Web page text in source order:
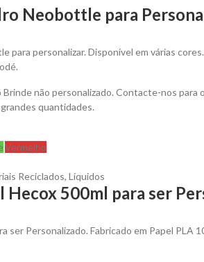
Neobottle para
para personalizar. Disponível em várias
não personalizado. Contacte-nos para
quantidades.
Vermelho
Reciclados, Líquidos
Hecox 500ml para ser
ser Personalizado. Fabricado em Papel PLA